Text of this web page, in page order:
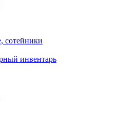
сотейники
инвентарь